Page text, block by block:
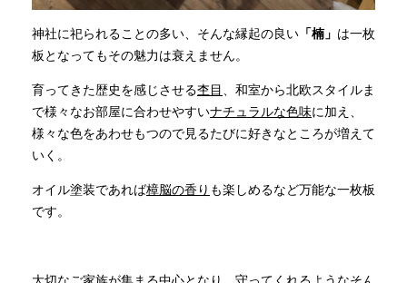
神社に祀られることの多い、そんな縁起の良い 「楠」 は一枚
板となってもその魅力は衰えません。
育ってきた歴史を感じさせる杢目 、和室から北欧スタイルま
で様々なお部屋に合わせやすいナチュラルな色味に加え、
様々な色をあわせもつので見るたびに好きなところが増えて
いく。
オイル塗装であれば樟脳の香り も楽しめるなど万能な一枚板
です。